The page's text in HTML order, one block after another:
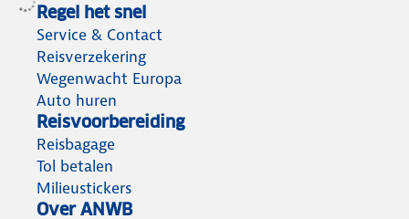
Regel het snel
Service & Contact
Reisverzekering
Wegenwacht Europa
Auto huren
Reisvoorbereiding
Reisbagage
Tol betalen
Milieustickers
Over ANWB